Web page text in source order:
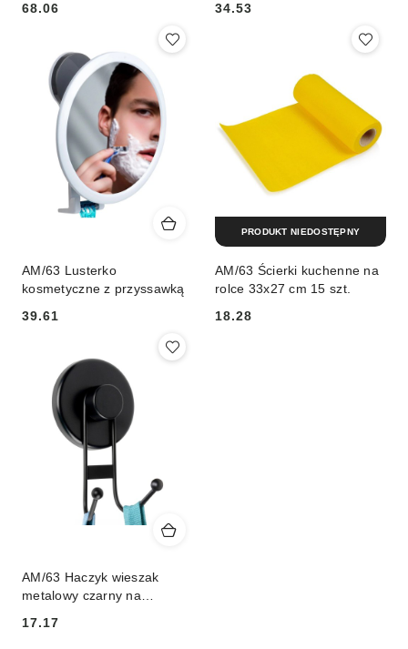
68.06 34.53
AM/63 Lusterko
kosmetyczne z przyssawką
Cena:
39.61
AM/63 Ścierki kuchenne na
rolce 33x27 cm 15 szt.
Cena:
18.28
PRODUKT NIEDOSTĘPNY
AM/63 Haczyk wieszak
metalowy czarny na
6,5x5,5x10 cm
17.17